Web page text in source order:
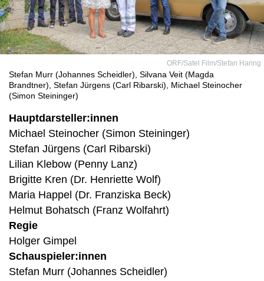
ORF/Satel Film/Stefan Haring
Stefan Murr (Johannes Scheidler), Silvana Veit (Magda
Brandtner), Stefan Jürgens (Carl Ribarski), Michael Steinocher
(Simon Steininger)
Hauptdarsteller:innen
Michael Steinocher (Simon Steininger)
Stefan Jürgens (Carl Ribarski)
Lilian Klebow (Penny Lanz)
Brigitte Kren (Dr. Henriette Wolf)
Maria Happel (Dr. Franziska Beck)
Helmut Bohatsch (Franz Wolfahrt)
Regie
Holger Gimpel
Schauspieler:innen
Stefan Murr (Johannes Scheidler)